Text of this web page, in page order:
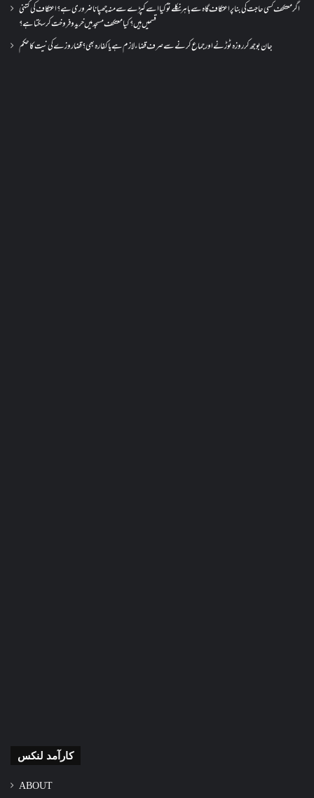
اگر معتکف کسی حاجت کی بنا پر اعتکاف گاہ سے باہر نکلے تو کیا اسے کپڑے سے منہ چھپانا ضروری ہے؟اعتکاف کی کتنی
قسمیں ہیں؟کیا معتکف مسجد میں خرید و فروخت کر سکتا ہے؟
جان بوجھ کر روزہ ٹوڑنے اور جماع کرنے سے صرف قضاء لازم ہے یا کفارہ بھی؟ قضا روزے کی نیت کا حکم
کارآمد لنکس
ABOUT